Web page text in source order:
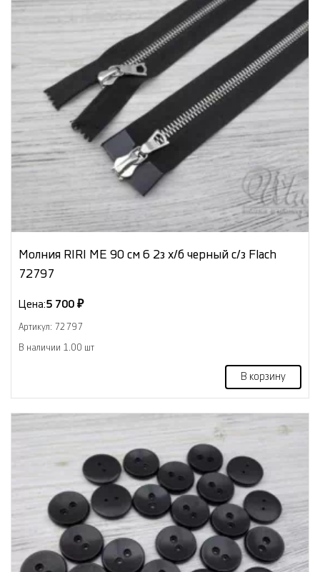
Молния RIRI МЕ 90 см 6 2з х/б черный с/з Flach
72797
Цена:5 700 ₽
Артикул: 72797
В наличии 1.00 шт
В корзину